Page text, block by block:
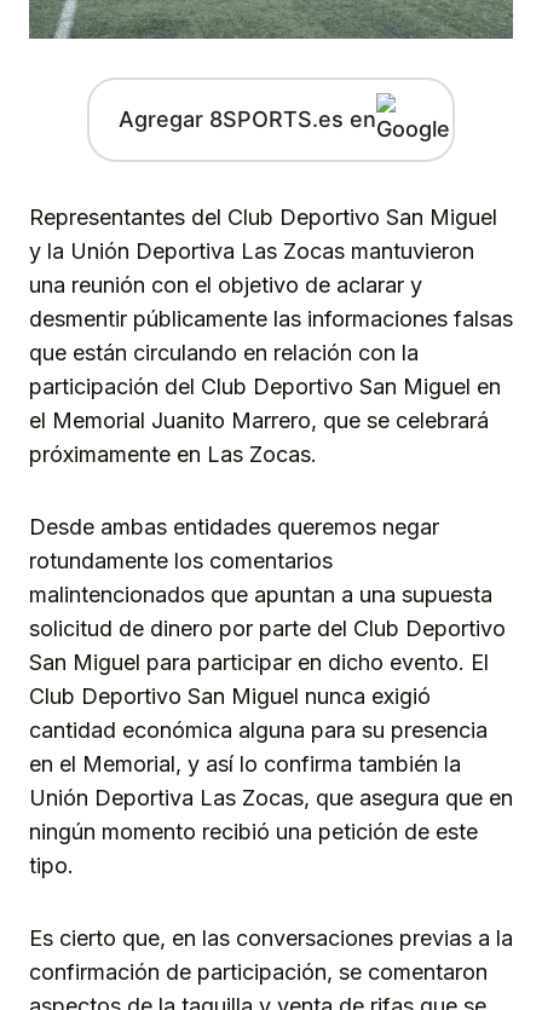
Agregar 8SPORTS.es en
Representantes del Club Deportivo San Miguel
y la Unión Deportiva Las Zocas mantuvieron
una reunión con el objetivo de aclarar y
desmentir públicamente las informaciones falsas
que están circulando en relación con la
participación del Club Deportivo San Miguel en
el Memorial Juanito Marrero, que se celebrará
próximamente en Las Zocas.
Desde ambas entidades queremos negar
rotundamente los comentarios
malintencionados que apuntan a una supuesta
solicitud de dinero por parte del Club Deportivo
San Miguel para participar en dicho evento. El
Club Deportivo San Miguel nunca exigió
cantidad económica alguna para su presencia
en el Memorial, y así lo confirma también la
Unión Deportiva Las Zocas, que asegura que en
ningún momento recibió una petición de este
tipo.
Es cierto que, en las conversaciones previas a la
confirmación de participación, se comentaron